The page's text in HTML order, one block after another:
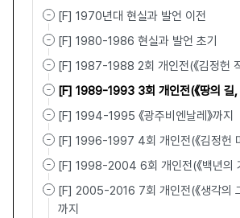
[F] 1970년대 현실과 발언 이전
[F] 1980-1986 현실과 발언 초기
[F] 1987-1988 2회 개인전(《김정헌 작
[F] 1989-1993 3회 개인전(《땅의 길,
[F] 1994-1995 《광주비엔날레》까지
[F] 1996-1997 4회 개인전(《김정헌
[F] 1998-2004 6회 개인전(《백년의
[F] 2005-2016 7회 개인전(《생각의
까지